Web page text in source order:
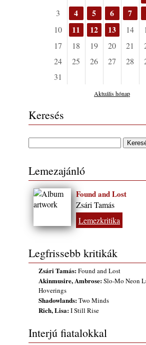
A Grencsoport Lewis Jordan-
Meseházban
2026. július 31.
Magyar jazzmuzsikus szülők és
gyermekeik – 42. rész: Vörös
Vörösné Strausz Eszter +
The Next Generation — 11.
Eged Márton: Old Songs
Zsári Tamás: Found and Lost
FREE JAZZ ALBUMS 2026 -
2026. július 16.
A free jazz kiemelkedő alakjai -
Marion Brown
2026. július 13.
3
4 5 6 7
10 11 12 13 14
17
18 19 20 21
24
25 26 27 28
31
Aktuális hónap
Keresés
Lemezajánló
Found and Lost
Zsári Tamás
Lemezkritika
Legfrissebb kritikák
Zsári Tamás:Found and Lost
Akinmusire, Ambrose:Slo-Mo Neon
Hoverings
Shadowlands:Two Minds
Rich, Lisa:I Still Rise
Interjú fiatalokkal